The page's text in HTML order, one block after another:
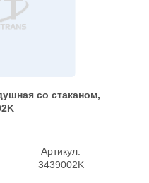
со стаканом,
Артикул:
3439002K